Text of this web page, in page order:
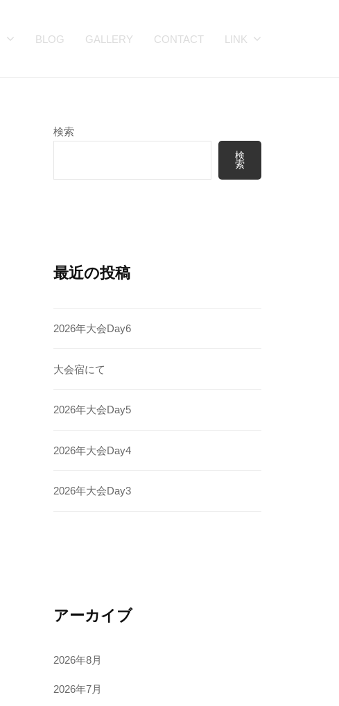
BLOG GALLERY CONTACT LINK
検索
検
索
最近の投稿
2026年大会Day6
大会宿にて
2026年大会Day5
2026年大会Day4
2026年大会Day3
アーカイブ
2026年8月
2026年7月